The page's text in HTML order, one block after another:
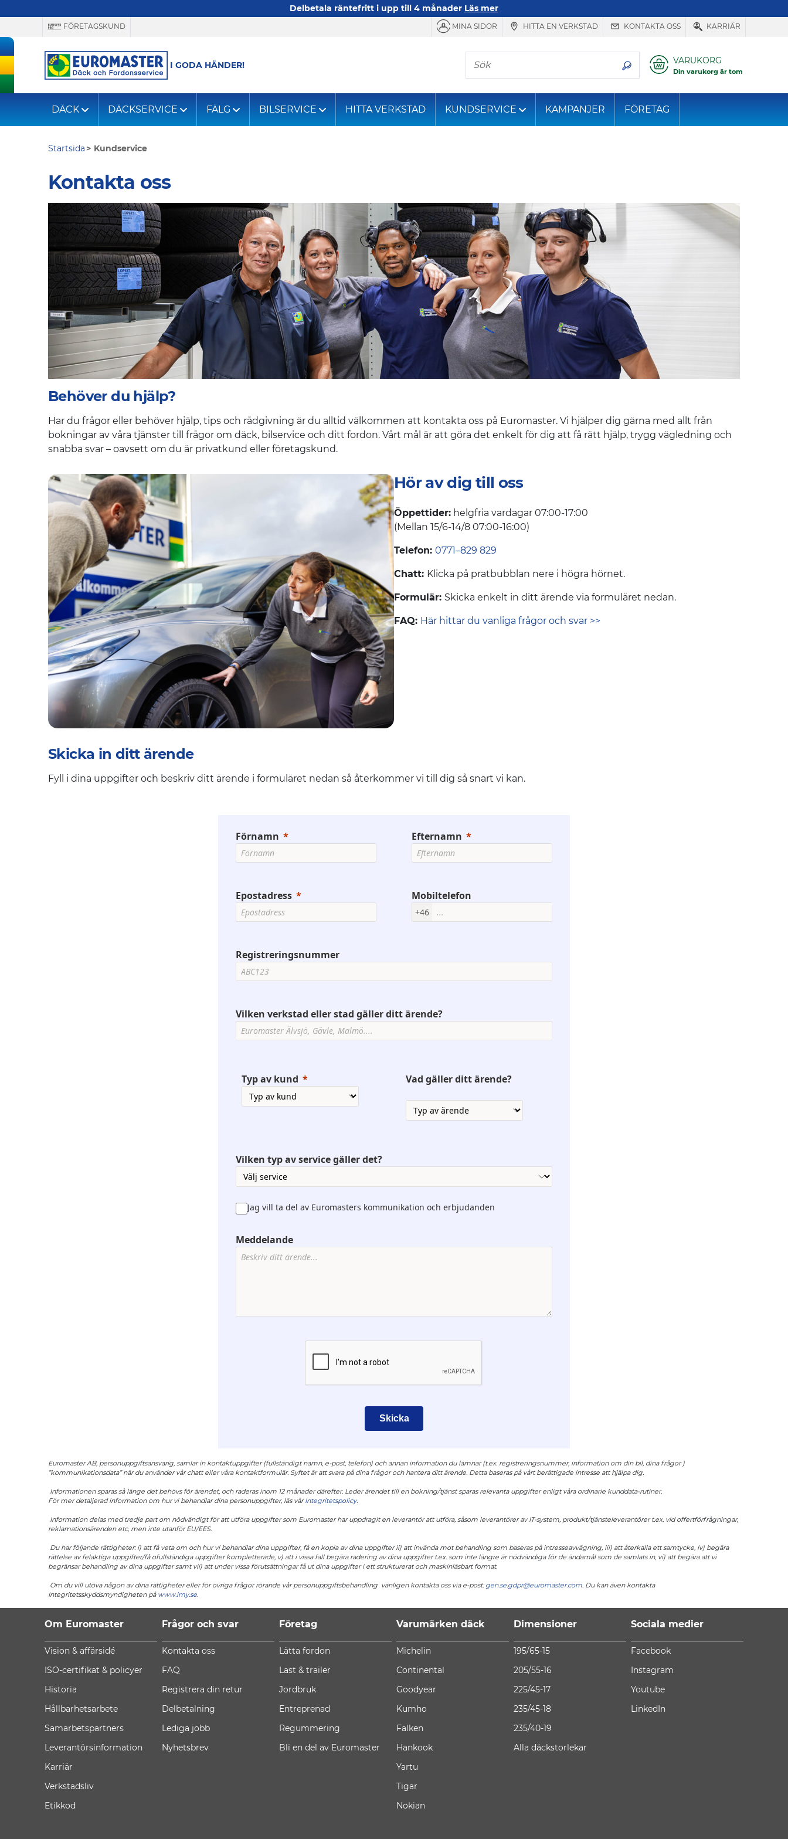
Delbetala räntefritt i upp till 4 månader Läs mer
FÖRETAGSKUND MINA SIDOR HITTA EN VERKSTAD KONTAKTA OSS KARRIÄR
I GODA HÄNDER!
Sök VARUKORG
Din varukorg är tom
DÄCK DÄCKSERVICE FÄLG BILSERVICE HITTA VERKSTAD KUNDSERVICE KAMPANJER FÖRETAG
Startsida Kundservice
Kontakta oss
Behöver du hjälp?
Har du frågor eller behöver hjälp, tips och rådgivning är du alltid välkommen att kontakta oss på Euromaster. Vi hjälper dig gärna med allt från
bokningar av våra tjänster till frågor om däck, bilservice och ditt fordon. Vårt mål är att göra det enkelt för dig att få rätt hjälp, trygg vägledning och
snabba svar – oavsett om du är privatkund eller företagskund.
Hör av dig till oss
Öppettider: helgfria vardagar 07:00-17:00
(Mellan 15/6-14/8 07:00-16:00)
Telefon: 0771–829 829
Chatt: Klicka på pratbubblan nere i högra hörnet.
Formulär: Skicka enkelt in ditt ärende via formuläret nedan.
FAQ: Här hittar du vanliga frågor och svar >>
Skicka in ditt ärende
Fyll i dina uppgifter och beskriv ditt ärende i formuläret nedan så återkommer vi till dig så snart vi kan.
Förnamn Efternamn
Epostadress Mobiltelefon
+46
Registreringsnummer
Vilken verkstad eller stad gäller ditt ärende?
Typ av kund Vad gäller ditt ärende?
Vilken typ av service gäller det?
Jag vill ta del av Euromasters kommunikation och erbjudanden
Meddelande
Skicka
Euromaster AB, personuppgiftsansvarig, samlar in kontaktuppgifter (fullständigt namn, e-post, telefon) och annan information du lämnar (t.ex. registreringsnummer, information om din bil, dina frågor )
”kommunikationsdata” när du använder vår chatt eller våra kontaktformulär. Syftet är att svara på dina frågor och hantera ditt ärende. Detta baseras på vårt berättigade intresse att hjälpa dig.
Informationen sparas så länge det behövs för ärendet, och raderas inom 12 månader därefter. Leder ärendet till en bokning/tjänst sparas relevanta uppgifter enligt våra ordinarie kunddata-rutiner.
För mer detaljerad information om hur vi behandlar dina personuppgifter, läs vårIntegritetspolicy.
Information delas med tredje part om nödvändigt för att utföra uppgifter som Euromaster har uppdragit en leverantör att utföra, såsom leverantörer av IT-system, produkt/tjänsteleverantörer t.ex. vid offertförfrågningar,
reklamationsärenden etc, men inte utanför EU/EES.
Du har följande rättigheter: i) att få veta om och hur vi behandlar dina uppgifter, få en kopia av dina uppgifter ii) att invända mot behandling som baseras på intresseavvägning, iii) att återkalla ett samtycke, iv) begära
rättelse av felaktiga uppgifter/få ofullständiga uppgifter kompletterade, v) att i vissa fall begära radering av dina uppgifter t.ex. som inte längre är nödvändiga för de ändamål som de samlats in, vi) att begära att vi
begränsar behandling av dina uppgifter samt vii) att under vissa förutsättningar få ut dina uppgifter i ett strukturerat och maskinläsbart format.
Om du vill utöva någon av dina rättigheter eller för övriga frågor rörande vår personuppgiftsbehandling vänligen kontakta oss via e-post: gen.se.gdpr@euromaster.com. Du kan även kontakta
Integritetsskyddsmyndigheten på www.imy.se.
Om Euromaster
Vision & affärsidé
ISO-certifikat & policyer
Historia
Hållbarhetsarbete
Samarbetspartners
Leverantörsinformation
Karriär
Verkstadsliv
Etikkod
Frågor och svar
Kontakta oss
FAQ
Registrera din retur
Delbetalning
Lediga jobb
Nyhetsbrev
Företag
Lätta fordon
Last & trailer
Jordbruk
Entreprenad
Regummering
Bli en del av Euromaster
Varumärken däck
Michelin
Continental
Goodyear
Kumho
Falken
Hankook
Yartu
Tigar
Nokian
Dimensioner
195/65-15
205/55-16
225/45-17
235/45-18
235/40-19
Alla däckstorlekar
Sociala medier
Facebook
Instagram
Youtube
LinkedIn